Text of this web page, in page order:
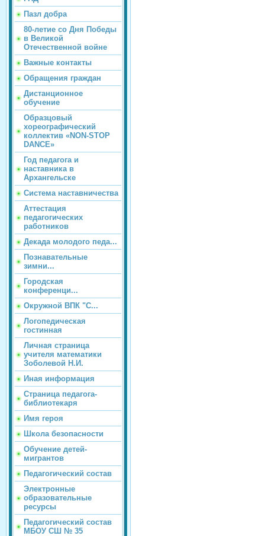
Пазл добра
80-летие со Дня Победы
в Великой
Отечественной войне
Важные контакты
Обращения граждан
Дистанционное
обучение
Образцовый
хореографический
коллектив «NON-STOP
DANCE»
Год педагога и
наставника в
Архангельске
Система наставничества
Аттестация
педагогических
работников
Декада молодого педа...
Познавательные
зимни...
Городская
конференци...
Окружной ВПК "С...
Логопедическая
гостинная
Личная страница
учителя математики
Зоболевой Н.И.
Иная информация
Страница педагога-
библиотекаря
Имя героя
Школа безопасности
Обучение детей-
мигрантов
Педагогический состав
Электронные
образовательные
ресурсы
Педагогический состав
МБОУ СШ № 35